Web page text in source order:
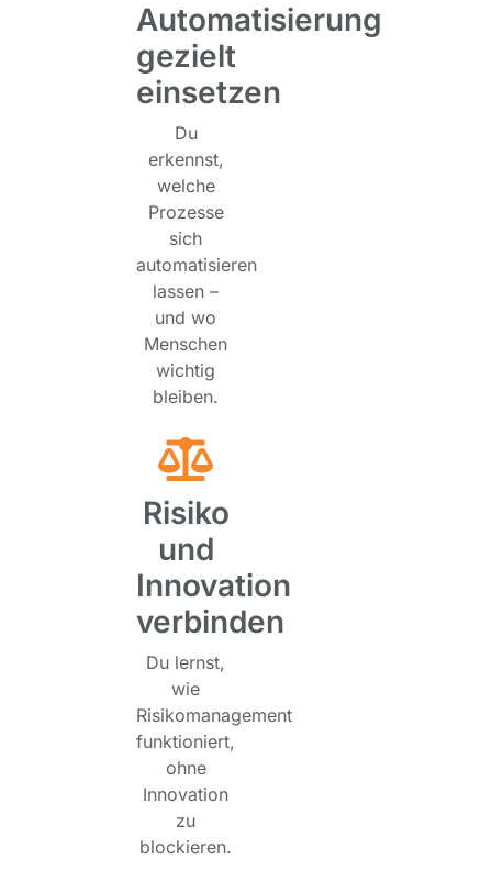
Automatisierung
gezielt
einsetzen
Du
erkennst,
welche
Prozesse
sich
automatisieren
lassen –
und wo
Menschen
wichtig
bleiben.
Risiko
und
Innovation
verbinden
Du lernst,
wie
Risikomanagement
funktioniert,
ohne
Innovation
zu
blockieren.